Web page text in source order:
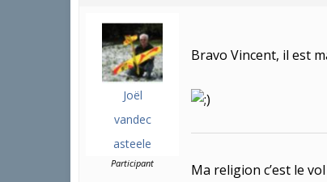
Joël
vandec
asteele
Participant
Bravo Vincent, il est
Ma religion c’est le